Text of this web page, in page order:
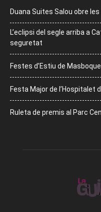
Duana Suites Salou obre
L’eclipsi del segle arriba a
seguretat
Festes d’Estiu de
Festa Major de l’Hospitalet
Ruleta de premis al Parc